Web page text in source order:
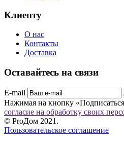
Клиенту
О нас
Контакты
Доставка
Оставайтесь на связи
E-mail
Нажимая на кнопку
согласие на обработку своих
© ProДом 2021.
Пользовательское соглашение